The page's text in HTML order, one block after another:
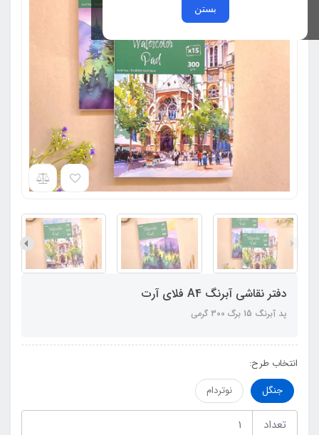
بستن
دفتر نقاشی آبرنگ A4 فلای آرت
پد آبرنگ 15 برگ 300 گرمی
انتخاب طرح:
جنگل
نوتردام
تعداد